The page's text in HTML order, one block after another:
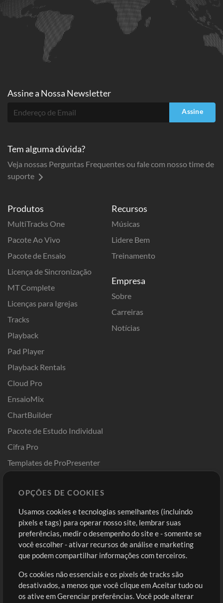
Produtos
MultiTracks One
Pacote Ao Vivo
Pacote de Ensaio
Licença de Sincronização
MT Complete
Licenças para Igrejas
Tracks
Playback
Pad Player
Playback Rentals
Cloud Pro
EnsaioMix
ChartBuilder
Pacote de Estudo Individual
Cifra Pro
Templates de ProPresenter
Recursos
Músicas
Lidere Bem
Treinamento
Empresa
Sobre
Carreiras
Notícias
Comprar Créditos
Conteúdo Grátis
Solicite uma Música
Extras
Sessões
Entre
Cadastre-se
Ir ao carrinho
Assine a Nossa Newsletter
Assine
Tem alguma dúvida?
Veja nossas Perguntas Frequentes ou fale com nosso time de
suporte
OPÇÕES DE COOKIES
Usamos cookies e tecnologias semelhantes (incluindo
pixels e tags) para operar nosso site, lembrar suas
preferências, medir o desempenho do site e - somente se
você escolher - ativar recursos de análise e marketing
que podem compartilhar informações com terceiros.
Os cookies não essenciais e os pixels de tracks são
desativados, a menos que você clique em Aceitar tudo ou
os ative em Gerenciar preferências. Você pode alterar